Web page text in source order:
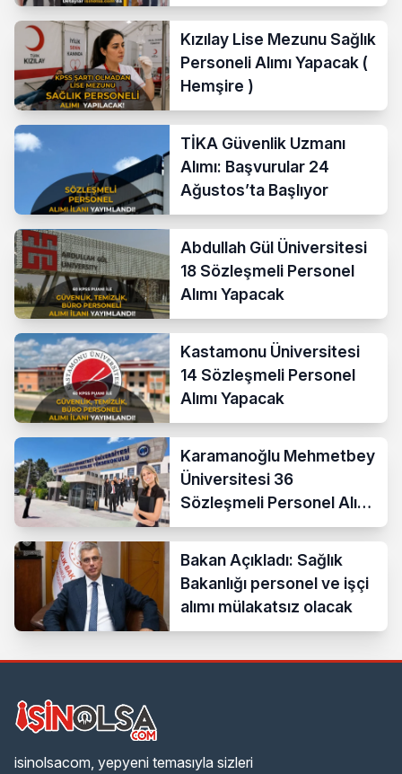
Yayımladı!
Kızılay Lise Mezunu Sağlık
Personeli Alımı Yapacak (
Hemşire )
TİKA Güvenlik Uzmanı
Alımı: Başvurular 24
Ağustos’ta Başlıyor
Abdullah Gül Üniversitesi
18 Sözleşmeli Personel
Alımı Yapacak
Kastamonu Üniversitesi
14 Sözleşmeli Personel
Alımı Yapacak
Karamanoğlu Mehmetbey
Üniversitesi 36
Sözleşmeli Personel Alımı
Yapacak
Bakan Açıkladı: Sağlık
Bakanlığı personel ve işçi
alımı mülakatsız olacak
isinolsacom, yepyeni temasıyla sizleri